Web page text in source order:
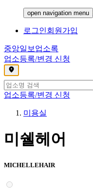
open navigation menu
로그인회원가입
중앙일보 업소록
업소등록/변경 신청
,
업소등록/변경 신청
미용실
미쉘헤어
MICHELLEHAIR